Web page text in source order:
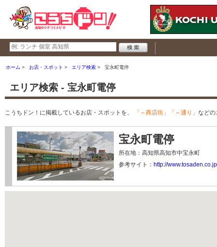
ホーム お店・スポット エリア検索 宝永町電停
エリア検索 - 宝永町電停
こうちドン！に掲載しているお店・スポットを、 「～商店街」「～通り」 などの
宝永町電停
所在地：高知県高知市中宝永町
参考サイト： http://